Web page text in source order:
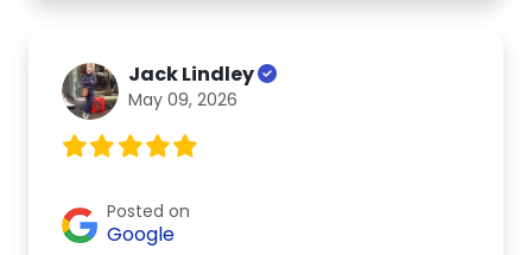
Jack Lindley
May 09, 2026
Posted on
Google